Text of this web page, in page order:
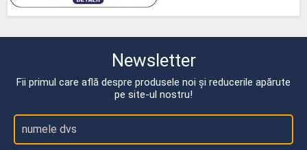
Newsletter
Fii primul care află despre produsele noi și reducerile apărute
pe site-ul nostru!